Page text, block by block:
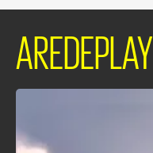
AREDEPLAY